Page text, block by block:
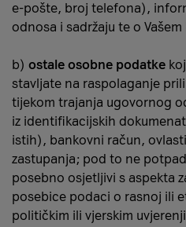
e-pošte, broj telefona),
odnosa i sadržaju te o
b) ostale osobne podatke
stavljate na raspolaganje
tijekom trajanja ugovornog
iz identifikacijskih
istih), bankovni račun,
zastupanja; pod to ne
posebno osjetljivi s aspekta
posebice podaci o rasnoj ili
političkim ili vjerskim